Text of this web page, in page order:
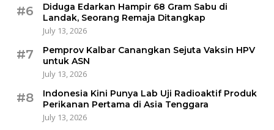
#6
Diduga Edarkan Hampir 68 Gram Sabu di
Landak, Seorang Remaja Ditangkap
July 13, 2026
#7
Pemprov Kalbar Canangkan Sejuta Vaksin HPV
untuk ASN
July 13, 2026
#8
Indonesia Kini Punya Lab Uji Radioaktif Produk
Perikanan Pertama di Asia Tenggara
July 13, 2026